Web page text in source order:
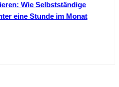
Wie Selbstständige
eine Stunde im Monat